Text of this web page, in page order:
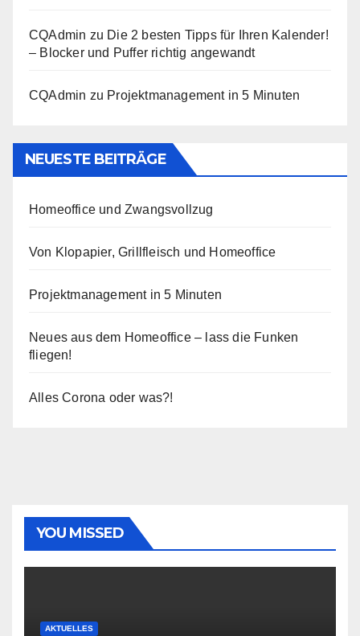
CQAdmin zu Die 2 besten Tipps für Ihren Kalender!
– Blocker und Puffer richtig angewandt
CQAdmin zu Projektmanagement in 5 Minuten
NEUESTE BEITRÄGE
Homeoffice und Zwangsvollzug
Von Klopapier, Grillfleisch und Homeoffice
Projektmanagement in 5 Minuten
Neues aus dem Homeoffice – lass die Funken
fliegen!
Alles Corona oder was?!
YOU MISSED
AKTUELLES